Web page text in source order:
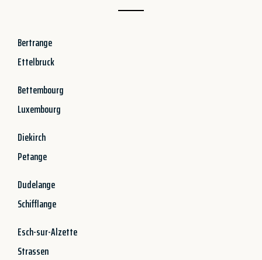
Bertrange
Ettelbruck
Bettembourg
Luxembourg
Diekirch
Petange
Dudelange
Schifflange
Esch-sur-Alzette
Strassen